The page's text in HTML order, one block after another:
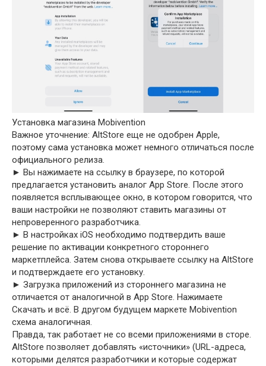
Установка магазина Mobivention
Важное уточнение: AltStore еще не одобрен Apple,
поэтому сама установка может немного отличаться после
официального релиза.
► Вы нажимаете на ссылку в браузере, по которой
предлагается установить аналог App Store. После этого
появляется всплывающее окно, в котором говорится, что
ваши настройки не позволяют ставить магазины от
непроверенного разработчика.
► В настройках iOS необходимо подтвердить ваше
решение по активации конкретного стороннего
маркетплейса. Затем снова открываете ссылку на AltStore
и подтверждаете его установку.
► Загрузка приложений из стороннего магазина не
отличается от аналогичной в App Store. Нажимаете
Скачать и всё. В другом будущем маркете Mobivention
схема аналогичная.
Правда, так работает не со всеми приложениями в сторе.
AltStore позволяет добавлять «источники» (URL-адреса,
которыми делятся разработчики и которые содержат